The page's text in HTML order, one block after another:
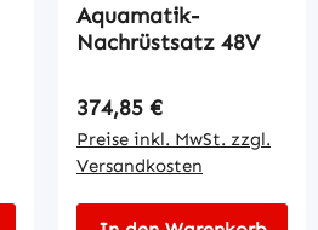
Aquamatik-
Nachrüstsatz 48V
Regulärer Preis:
374,85 €
Preise inkl. MwSt. zzgl.
Versandkosten